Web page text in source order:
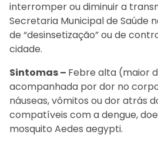
interromper ou diminuir a
Secretaria Municipal de Saúde
de “desinsetização” ou de
cidade.
Sintomas – Febre alta (maior
acompanhada por dor no
náuseas, vômitos ou dor atrás
compatíveis com a dengue,
mosquito Aedes aegypti.